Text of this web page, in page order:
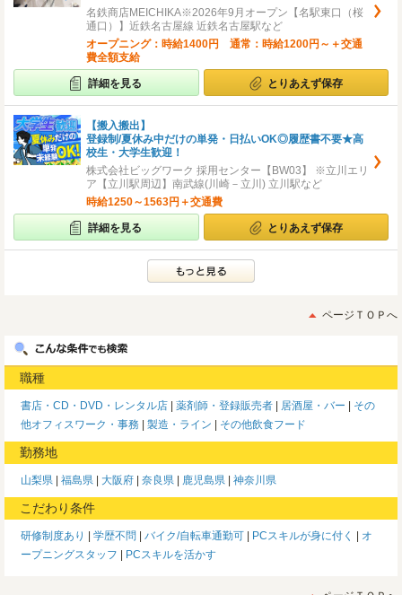
名鉄商店MEICHIKA※2026年9月オープン【名駅東口（桜
通口）】近鉄名古屋線 近鉄名古屋駅など
オープニング：時給1400円 通常：時給1200円～＋交通
費全額支給
詳細を見る とりあえず保存
【搬入搬出】
登録制/夏休み中だけの単発・日払いOK◎履歴書不要★高
校生・大学生歓迎！
株式会社ビッグワーク 採用センター【BW03】 ※立川エリ
ア【立川駅周辺】南武線(川崎－立川) 立川駅など
時給1250～1563円＋交通費
詳細を見る とりあえず保存
ページＴＯＰへ
職種
書店・CD・DVD・レンタル店 薬剤師・登録販売者 居酒屋・バー
その
他オフィスワーク・事務
製造・ライン その他飲食フード
勤務地
山梨県 福島県 大阪府 奈良県 鹿児島県 神奈川県
こだわり条件
研修制度あり 学歴不問 バイク/自転車通勤可 PCスキルが身に付く
オ
ープニングスタッフ
PCスキルを活かす